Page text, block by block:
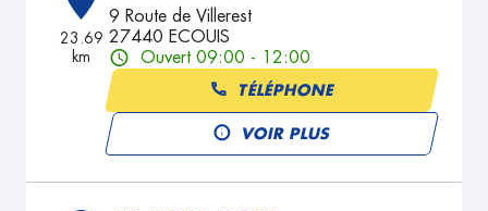
23.69
km
9 Route de Villerest
27440 ECOUIS
Ouvert 09:00 - 12:00
TÉLÉPHONE
VOIR PLUS